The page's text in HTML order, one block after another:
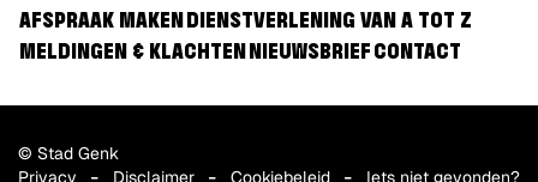
AFSPRAAK MAKEN
DIENSTVERLENING VAN A TOT Z
MELDINGEN & KLACHTEN
NIEUWSBRIEF CONTACT
© Stad Genk
Privacy
Disclaimer Cookiebeleid Iets niet gevonden?